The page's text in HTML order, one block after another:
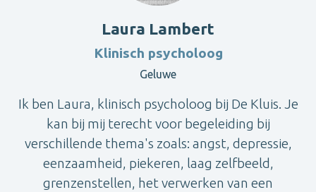
Laura Lambert
Klinisch psycholoog
Geluwe
Ik ben Laura, klinisch psycholoog bij De Kluis. Je
kan bij mij terecht voor begeleiding bij
verschillende thema's zoals: angst, depressie,
eenzaamheid, piekeren, laag zelfbeeld,
grenzenstellen, het verwerken van een